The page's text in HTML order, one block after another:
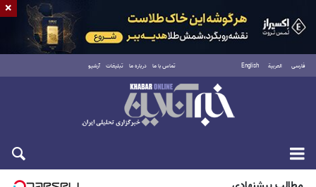
فارسی العربية English تماس با ما درباره ما تبلیغات آرشیو
پنجشنبه ۱۵ مرداد ۱۴۰۵
×